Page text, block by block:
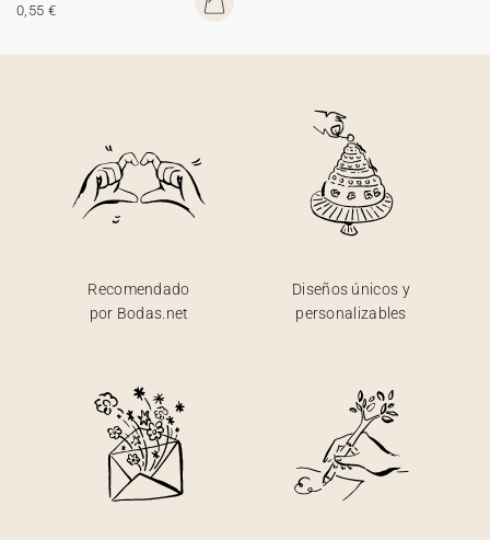
0,55 €
Recomendado
por Bodas.net
Diseños únicos y
personalizables